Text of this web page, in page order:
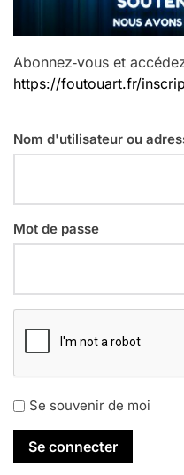
Abonnez‑vous et
https://foutouart.fr/
Nom d'utilisateur ou
Mot de passe
Se souvenir de moi